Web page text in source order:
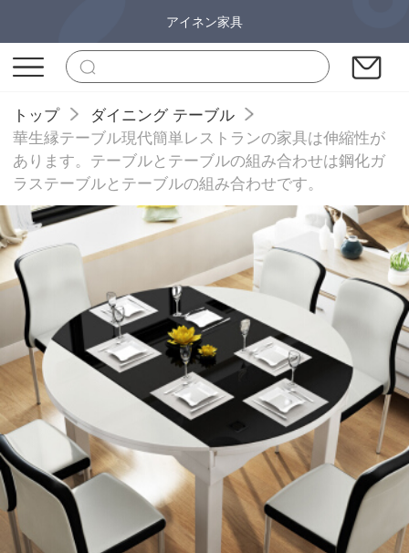
アイネン家具
トップ
ダイニング テーブル
華生縁テーブル現代簡単レストランの家具は伸縮性が
あります。テーブルとテーブルの組み合わせは鋼化ガ
ラステーブルとテーブルの組み合わせです。